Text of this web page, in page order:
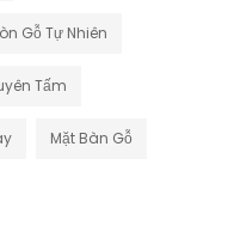
Gỗ Tự Nhiên
Tấm
Mặt Bàn Gỗ